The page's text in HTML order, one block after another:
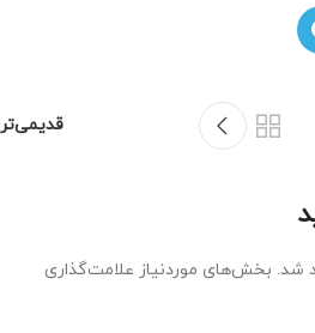
قدیمی‌تر
شد. بخش‌های موردنیاز علامت‌گذاری